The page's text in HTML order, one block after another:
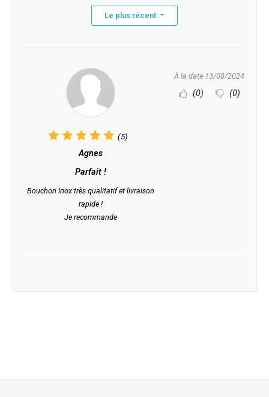
Le plus récent
(5)
Agnes
Parfait !
Bouchon Inox très qualitatif et livraison
rapide !
Je recommande
À la date 13/08/2024
(0) (0)